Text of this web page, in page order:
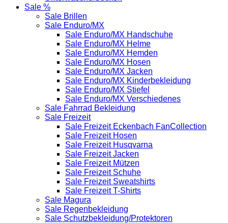
Sale %
Sale Brillen
Sale Enduro/MX
Sale Enduro/MX Handschuhe
Sale Enduro/MX Helme
Sale Enduro/MX Hemden
Sale Enduro/MX Hosen
Sale Enduro/MX Jacken
Sale Enduro/MX Kinderbekleidung
Sale Enduro/MX Stiefel
Sale Enduro/MX Verschiedenes
Sale Fahrrad Bekleidung
Sale Freizeit
Sale Freizeit Eckenbach FanCollection
Sale Freizeit Hosen
Sale Freizeit Husqvarna
Sale Freizeit Jacken
Sale Freizeit Mützen
Sale Freizeit Schuhe
Sale Freizeit Sweatshirts
Sale Freizeit T-Shirts
Sale Magura
Sale Regenbekleidung
Sale Schutzbekleidung/Protektoren